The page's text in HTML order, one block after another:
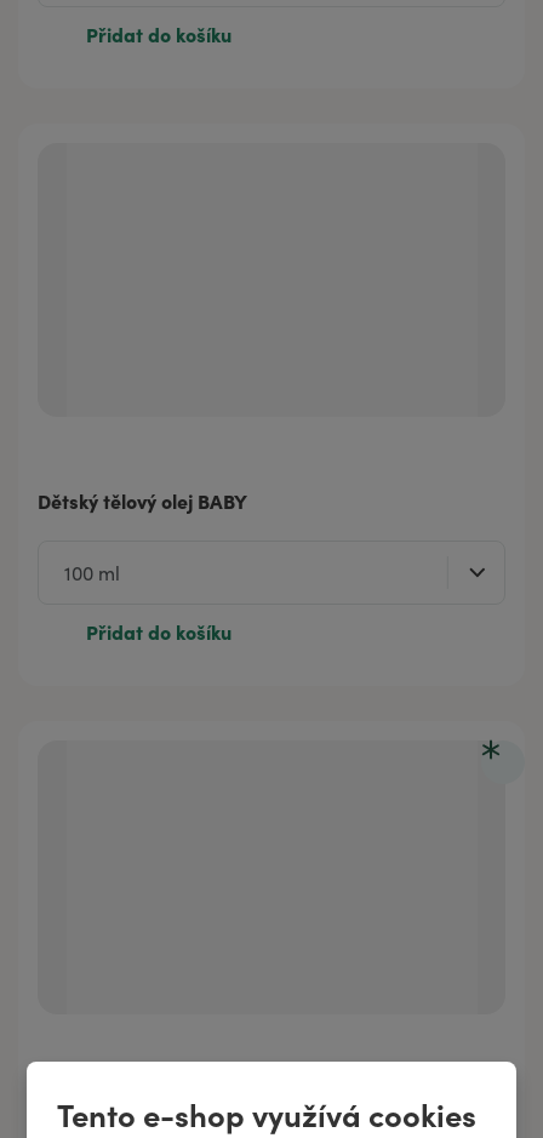
Tento e-shop využívá cookies
Přidat do košíku
Dětský tělový olej BABY
Přidat do košíku
BAMBUCKÉ MÁSLO